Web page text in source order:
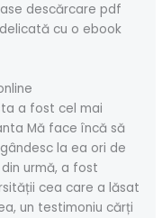
descărcare pdf
cu o ebook
a fost cel mai
Mă face încă să
la ea ori de
urmă, a fost
cea care a lăsat
un testimoniu cărți